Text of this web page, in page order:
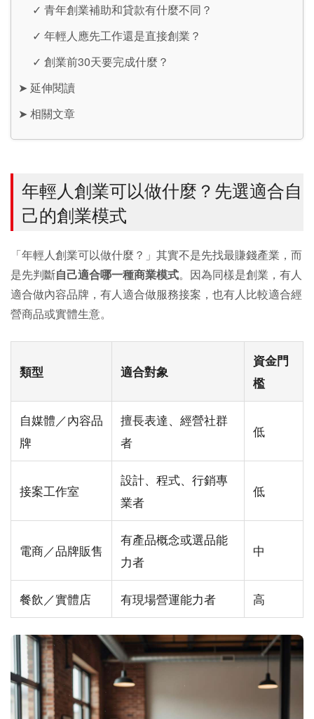
✓ 青年創業補助和貸款有什麼不同？
✓ 年輕人應先工作還是直接創業？
✓ 創業前30天要完成什麼？
➤ 延伸閱讀
➤ 相關文章
年輕人創業可以做什麼？先選適合自
己的創業模式
「年輕人創業可以做什麼？」其實不是先找最賺錢產業，而
是先判斷自己適合哪一種商業模式。因為同樣是創業，有人
適合做內容品牌，有人適合做服務接案，也有人比較適合經
營商品或實體生意。
類型 適合對象
資金門
檻
自媒體／內容品
牌
擅長表達、經營社群
者
低
接案工作室
設計、程式、行銷專
業者
低
電商／品牌販售
有產品概念或選品能
力者
中
餐飲／實體店 有現場營運能力者 高